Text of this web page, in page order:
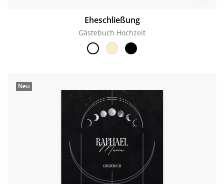
Eheschließung
Gästebuch Hochzeit
Neu